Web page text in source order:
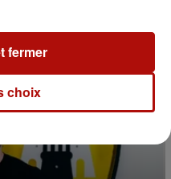
choix
fermer